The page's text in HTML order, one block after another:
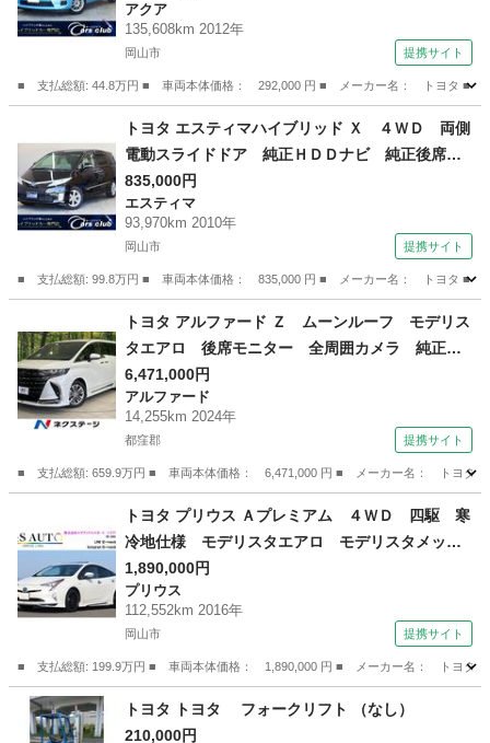
ロススピードプレミアム１５インチＡＷ 禁煙
車 オートライト ＥＴＣ 純正フロアマット
アクア
135,608km 2012年
岡山市 提携サイト
■ 支払総額: 44.8万円 ■ 車両本体価格： 292,000 円 ■ メーカー名： トヨタ ■
アクア
トヨタ エスティマハイブリッド Ｘ ４ＷＤ 両側
電動スライドドア 純正ＨＤＤナビ 純正後席モ
ニター バックカメラ 純正１７インチＡＷ ク
ルーズコントロール 左右独立オートエアコン
リヤクーラー ＡＣ１５００Ｗ ＥＴＣ ＨＩＤ
835,000円
エスティマ
93,970km 2010年
岡山市 提携サイト
■ 支払総額: 99.8万円 ■ 車両本体価格： 835,000 円 ■ メーカー名： トヨタ ■
エスティマ
トヨタ アルファード Ｚ ムーンルーフ モデリス
タエアロ 後席モニター 全周囲カメラ 純正１
４型ナビ 禁煙車 デジタルミラー ブラインド
スポットモニター 電動リアゲート 両側電動ス
ライド シートヒーター ドラレコ ＥＴＣ （検
6,471,000円
アルファード
14,255km 2024年
都窪郡 提携サイト
■ 支払総額: 659.9万円 ■ 車両本体価格： 6,471,000 円 ■ メーカー名： トヨ
アルファード
トヨタ プリウス Ａプレミアム ４ＷＤ 四駆 寒
冷地仕様 モデリスタエアロ モデリスタメッ
キ サンルーフ １８ｉｎホイール パワーバッ
クドア アルパイン９型ナビ ＨＤＭＩ ＵＳ
Ｂ 本革シート 前後ドライブレコーダー 安全
1,890,000円
プリウス
112,552km 2016年
岡山市 提携サイト
■ 支払総額: 199.9万円 ■ 車両本体価格： 1,890,000 円 ■ メーカー名： トヨ
岡山 岡山市 プリウス
トヨタ トヨタ フォークリフト （なし）
210,000円